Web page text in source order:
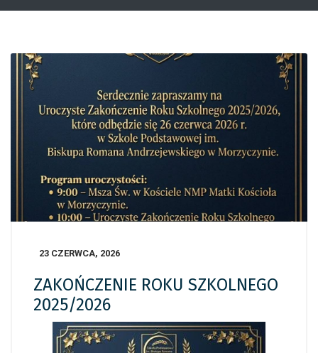
23 CZERWCA, 2026
ZAKOŃCZENIE ROKU SZKOLNEGO
2025/2026